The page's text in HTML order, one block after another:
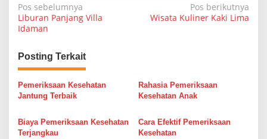
N
a
i
a
i
Pos sebelumnya
Liburan Panjang Villa
Idaman
Pos berikutnya
Wisata Kuliner Kaki Lima
Posting Terkait
Pemeriksaan Kesehatan
Jantung Terbaik
Rahasia Pemeriksaan
Kesehatan Anak
Biaya Pemeriksaan Kesehatan
Terjangkau
Cara Efektif Pemeriksaan
Kesehatan